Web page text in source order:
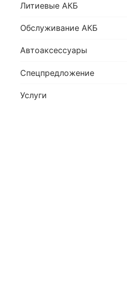
Литиевые АКБ
Обслуживание АКБ
Автоаксессуары
Спецпредложение
Услуги